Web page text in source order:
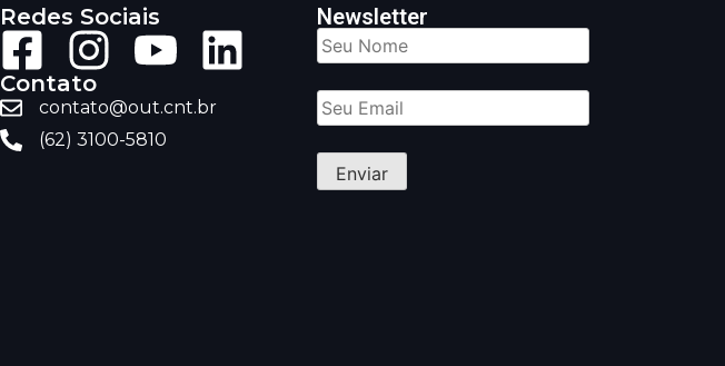
Redes Sociais
Contato
contato@out.cnt.br
(62) 3100-5810
Newsletter